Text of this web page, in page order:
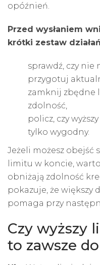
opóźnień.
Przed wysłaniem
krótki zestaw
sprawdź, czy nie
przygotuj
zamknij zbędne
zdolność,
policz, czy
tylko wygodny.
Jeżeli możesz obejść
limitu w koncie,
obniżają zdolność
pokazuje, że większy
pomaga przy
Czy wyższy
to zawsze